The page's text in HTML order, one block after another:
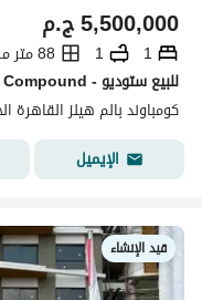
ج.م5,500,000
1
1
88 متر مربع
للبيع ستوديو - Palm Hills Village Gate Compound
الإيميل
قيد الإنشاء